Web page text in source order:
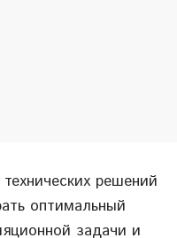
решений
оптимальный
задачи и